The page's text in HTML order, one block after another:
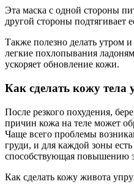
Эта маска с одной стороны
другой стороны подтягивает
Также полезно делать утром
легкие похлопывания
ускоряет обновление кожи.
Как сделать кожу тела
После резкого похудения,
причин кожа на теле может
Чаще всего проблемы
груди, и для каждой зоны
способствующая повышению
Как сделать кожу живота